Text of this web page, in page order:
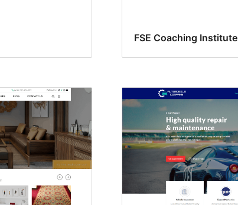
FSE Coaching Institute